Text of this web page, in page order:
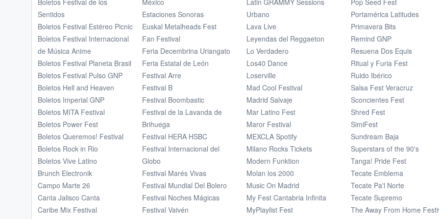
Sentidos
Boletos Festival Estéreo Picnic
Boletos Festival Internacional
de Música Anime
Boletos Festival Planeta Brasil
Boletos Festival Pulso GNP
Boletos Hell and Heaven
Boletos Imperial GNP
Boletos MITA Festival
Boletos Power Fest
Boletos Queremos! Festival
Boletos Rock in Rio
Boletos Vive Latino
Brunch Electronik
Campo Marte 26
Canta Jalisco Canta
Caribe Mix Festival
Estaciones Sonoras
Euskal Metalheads Fest
Fan Festival
Feria Decembrina Uriangato
Feria Estatal de León
Festival Arre
Festival B
Festival Boombastic
Festival de la Lavanda de
Brihuega
Festival HERA HSBC
Festival Internacional del
Globo
Festival Marés Vivas
Festival Mundial Del Bolero
Festival Noches Mágicas
Festival Vaivén
Urbano
Lava Live
Leyendas del Reggaeton
Lo Verdadero
Los40 Dance
Loserville
Mad Cool Festival
Madrid Salvaje
Mar Latino Fest
Maror Festival
MEXCLA Spotify
Milano Rocks Tickets
Modern Funktion
Molan los 2000
Music On Madrid
My Fest Cantabria Infinita
MyPlaylist Fest
Portamérica Latitudes
Primavera Bits
Remind GNP
Resuena Dos Equis
Ritual y Furia Fest
Ruido Ibérico
Salsa Fest Veracruz
Sconcientes Fest
Shred Fest
SimiFest
Sundream Baja
Superstars of the 90's
Tanga! Pride Fest
Tecate Emblema
Tecate Pa'l Norte
Tecate Supremo
The Away From Home